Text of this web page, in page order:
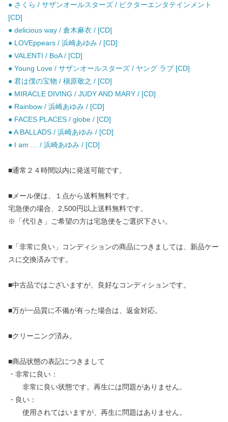
● さくら / サザンオールスターズ / ビクターエンタテインメント
[CD]
● delicious way / 倉木麻衣 / [CD]
● LOVEppears / 浜崎あゆみ / [CD]
● VALENTI / BoA / [CD]
● Young Love / サザンオールスターズ / ヤング ラブ [CD]
● 君は僕の宝物 / 槇原敬之 / [CD]
● MIRACLE DIVING / JUDY AND MARY / [CD]
● Rainbow / 浜崎あゆみ / [CD]
● FACES PLACES / globe / [CD]
● A BALLADS / 浜崎あゆみ / [CD]
● I am … / 浜崎あゆみ / [CD]
■通常２４時間以内に発送可能です。
■メール便は、１点から送料無料です。
宅急便の場合、2,500円以上送料無料です。
※「代引き」ご希望の方は宅急便をご選択下さい。
■「非常に良い」コンディションの商品につきましては、新品ケー
スに交換済みです。
■中古品ではございますが、良好なコンディションです。
■万が一品質に不備が有った場合は、返金対応。
■クリーニング済み。
■商品状態の表記につきまして
・非常に良い：
非常に良い状態です。再生には問題がありません。
・良い：
使用されてはいますが、再生に問題はありません。